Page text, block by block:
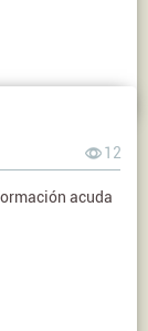
12
acuda